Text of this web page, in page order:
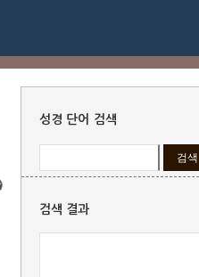
성경 단어 검색
검색 결과